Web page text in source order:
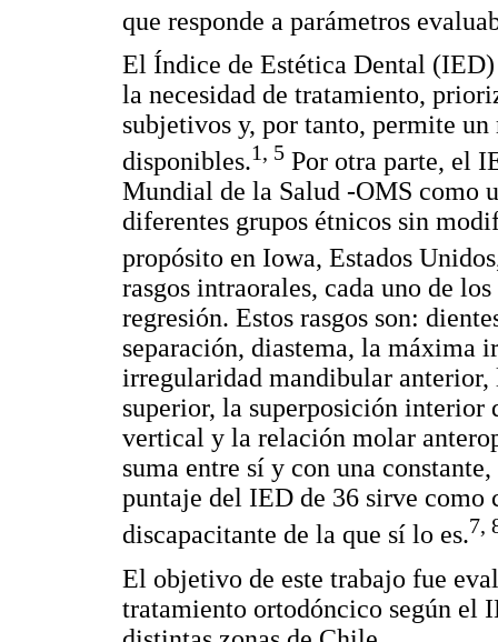
que responde a parámetros
El Índice de Estética Dental
la necesidad de tratamiento,
subjetivos y, por tanto, permite
disponibles.1, 5 Por otra parte, el
Mundial de la Salud -OMS como
diferentes grupos étnicos sin
propósito en Iowa, Estados
rasgos intraorales, cada uno de
regresión. Estos rasgos son:
separación, diastema, la máxima
irregularidad mandibular
superior, la superposición
vertical y la relación molar
suma entre sí y con una
puntaje del IED de 36 sirve
discapacitante de la que sí lo es.7,
El objetivo de este trabajo fue
tratamiento ortodóncico según el